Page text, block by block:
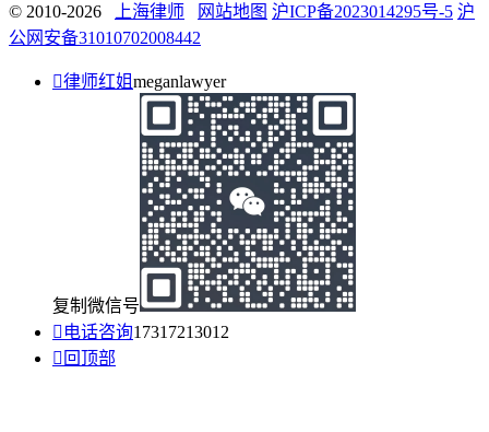
© 2010-2026 上海律师 网站地图 沪ICP备2023014295号-5 沪
公网安备31010702008442
律师红姐meganlawyer
复制微信号
 电话咨询17317213012
 回顶部